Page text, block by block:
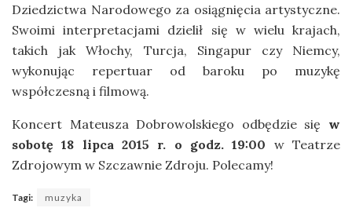
Dziedzictwa Narodowego za osiągnięcia artystyczne.
Swoimi interpretacjami dzielił się w wielu krajach,
takich jak Włochy, Turcja, Singapur czy Niemcy,
wykonując repertuar od baroku po muzykę
współczesną i filmową.
Koncert Mateusza Dobrowolskiego odbędzie się w
sobotę 18 lipca 2015 r. o godz. 19:00 w Teatrze
Zdrojowym w Szczawnie Zdroju. Polecamy!
Tagi: muzyka